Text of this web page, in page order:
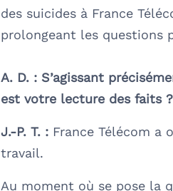
des suicides à France
prolongeant les questions
A. D. : S’agissant
est votre lecture des faits ?
J.-P. T. : France Télécom a
travail.
Au moment où se pose la